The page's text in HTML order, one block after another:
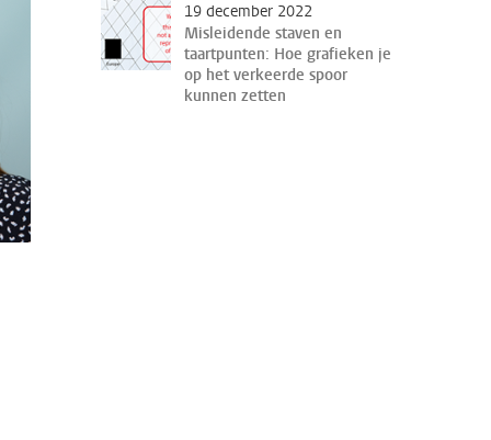
19 december 2022
Misleidende staven en
taartpunten: Hoe grafieken je
op het verkeerde spoor
kunnen zetten